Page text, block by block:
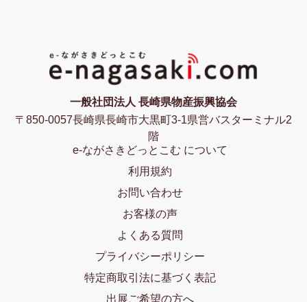
一般社団法人 長崎県物産振興協会
〒850-0057長崎県長崎市大黒町3-1県営バスターミナル2
階
e-ながさきどっとこむ について
利用規約
お問い合わせ
お客様の声
よくある質問
プライバシーポリシー
特定商取引法に基づく表記
出展ご希望の方へ